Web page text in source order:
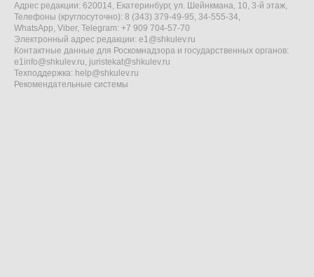
Адрес редакции: 620014, Екатеринбург, ул. Шейнкмана, 10, 3-й этаж,
Телефоны (круглосуточно): 8 (343) 379-49-95, 34-555-34,
WhatsApp, Viber, Telegram: +7 909 704-57-70
Электронный адрес редакции: e1@shkulev.ru
Контактные данные для Роскомнадзора и государственных органов:
e1info@shkulev.ru, juristekat@shkulev.ru
Техподдержка: help@shkulev.ru
Рекомендательные системы